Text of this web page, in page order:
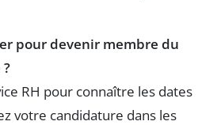
pour devenir membre du
RH pour connaître les dates
votre candidature dans les